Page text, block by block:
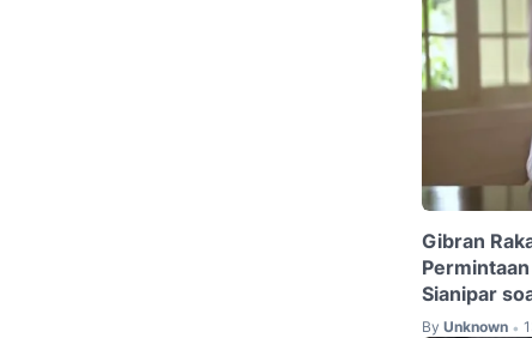
Gibran
Sianipar
By Unknown •